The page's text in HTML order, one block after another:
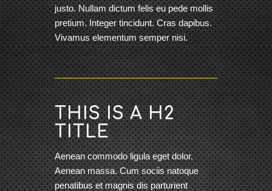
justo. Nullam dictum felis eu pede mollis
pretium. Integer tincidunt. Cras dapibus.
Vivamus elementum semper nisi.
THIS IS A H2
TITLE
Aenean commodo ligula eget dolor.
Aenean massa. Cum sociis natoque
penatibus et magnis dis parturient